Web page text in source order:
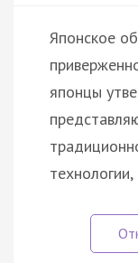
Японское
японцы